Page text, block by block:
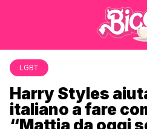
LGBT
Harry Styles
italiano a fare
“Mattia da oggi